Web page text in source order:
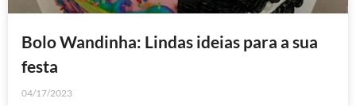
Bolo Wandinha: Lindas ideias para a sua
festa
04/17/2023